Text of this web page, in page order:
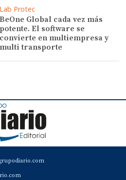
Lab Protec
BeOne Global cada vez más
potente. El software se
convierte en multiempresa y
multi transporte